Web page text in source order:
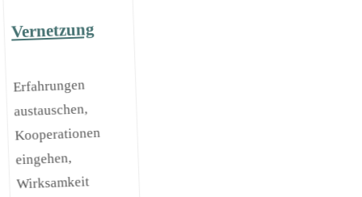
Vernetzung
Erfahrungen
austauschen,
Kooperationen
eingehen,
Wirksamkeit